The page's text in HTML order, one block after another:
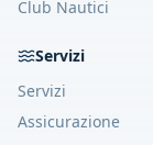
Club Nautici
Servizi
Servizi
Assicurazione